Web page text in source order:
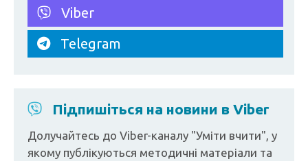
Viber
Telegram
Підпишіться на новини в Viber
Долучайтесь до Viber-каналу "Уміти вчити", у
якому публікуються методичні матеріали та